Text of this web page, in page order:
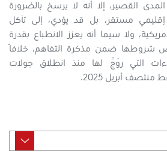
القصير، إلا أنه لا يرسخ بالضرورة
إقليمي مستقر، بل قد يؤدي، إلى تآكل
ولا سيما أنه يعزز الانطباع بقدرة
شروطها ضمن مذكرة التفاهم، خلافًا
التي رُوِّج لها منذ انطلاق جولات
أبريل 2025.